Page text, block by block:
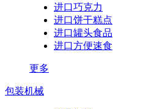
进口巧克力
进口饼干糕点
进口罐头食品
进口方便速食
更多
包装机械